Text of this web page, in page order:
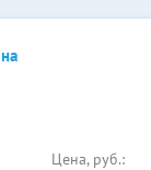
Цена, руб.: